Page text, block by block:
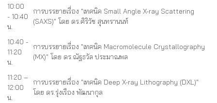
10:00
- 10:40
น.
การบรรยายเรื่อง "เทคนิค Small Angle X-ray Scattering
(SAXS)" โดย ดร.ศิริวัช สุนทรานนท์
10:40 -
11:20
น.
การบรรยายเรื่อง "เทคนิค Macromolecule Crystallography
(MX)" โดย ดร.ณัฐธวัล ประมาณพล
11:20 –
12:00
น.
การบรรยายเรื่อง "เทคนิค Deep X-ray Lithography (DXL)"
โดย ดร.รุ่งเรือง พัฒนากุล